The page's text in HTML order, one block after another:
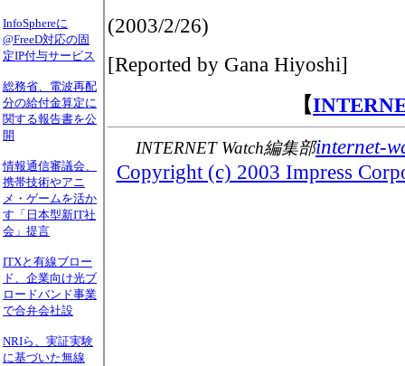
InfoSphereに
@FreeD対応の固
定IP付与サービス
総務省、電波再配
分の給付金算定に
関する報告書を公
開
情報通信審議会、
携帯技術やアニ
メ・ゲームを活か
す「日本型新IT社
会」提言
ITXと有線ブロー
ド、企業向け光ブ
ロードバンド事業
で合弁会社設
NRIら、実証実験
に基づいた無線
(2003/2/26)
[Reported by Gana Hiyoshi]
【
INTERNET Watch編集部internet-
Copyright (c) 2003 Impress